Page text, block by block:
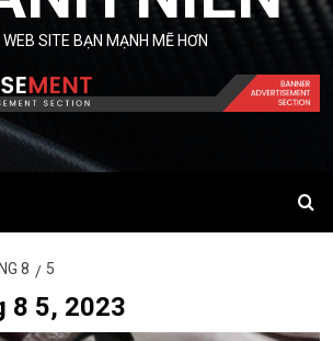
WEB SITE BẠN MẠNH MẼ HƠN
8 5
8 5, 2023